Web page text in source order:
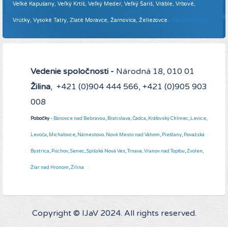
Veľké Kapušany, Veľký Krtíš, Veľký Meder, Veľký Šariš, Vráble, Vrbové,
Vrútky, Vysoké Tatry, Zlaté Moravce, Žarnovica, Želiezovce. Viac informácií ...
Vedenie spoločnosti - Národná 18, 010 01
Žilina, +421 (0)904 444 566, +421 (0)905 903
008
Pobočky- Bánovce nad Bebravou, Bratislava,Čadca, Kráľovský Chlmec, Levice,
Levoča, Michalovce, Námestovo. Nové Mesto nad Váhom, Piešťany, Považská
Bystrica, Púchov,Senec,Spišská Nová Ves,Trnava,Vranov nad Topľou,Zvolen,
Žiar nad Hronom,Žilina
Copyright © IJaV 2024. All rights reserved.